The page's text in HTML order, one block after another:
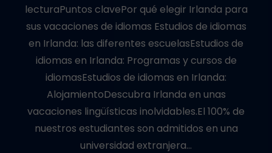
lecturaPuntos clavePor qué elegir Irlanda para
sus vacaciones de idiomas Estudios de idiomas
en Irlanda: las diferentes escuelasEstudios de
idiomas en Irlanda: Programas y cursos de
idiomasEstudios de idiomas en Irlanda:
AlojamientoDescubra Irlanda en unas
vacaciones lingüísticas inolvidables.El 100% de
nuestros estudiantes son admitidos en una
universidad extranjera…